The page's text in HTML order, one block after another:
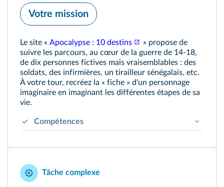
Votre mission
Le site « Apocalypse : 10 destins
» propose de
suivre les parcours, au cœur de la guerre de 14‑18,
de dix personnes fictives mais vraisemblables : des
soldats, des infirmières, un tirailleur sénégalais, etc.
À votre tour, recréez la « fiche » d'un personnage
imaginaire en imaginant les différentes étapes de sa
vie.
Compétences
Justifier des choix, une interprétation, une
production.
Tâche complexe